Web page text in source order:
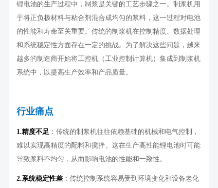
锂电池的生产过程中，制浆是关键的工艺步骤之一。制浆机用
于将正负极材料与粘合剂混合成均匀的浆料，这一过程对电池
的性能和寿命至关重要。传统的制浆机在控制精度、数据处理
和系统稳定性方面存在一定的挑战。为了解决这些问题，越来
越多的制造商开始将工控机（工业控制计算机）集成到制浆机
系统中，以提高生产效率和产品质量。
行业痛点
1.精度不足：传统的制浆机往往依赖基础的机械和电气控制，
难以实现高精度的配料和搅拌。这在生产高性能锂电池时可能
导致浆料不均匀，从而影响电池的性能和一致性。
2.系统稳定性差：传统控制系统容易受到环境变化和设备老化